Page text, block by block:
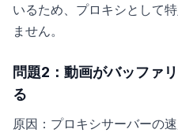
いるため、プロキシとして
ません。
問題2：動画がバッファ
る
原因：プロキシサーバーの